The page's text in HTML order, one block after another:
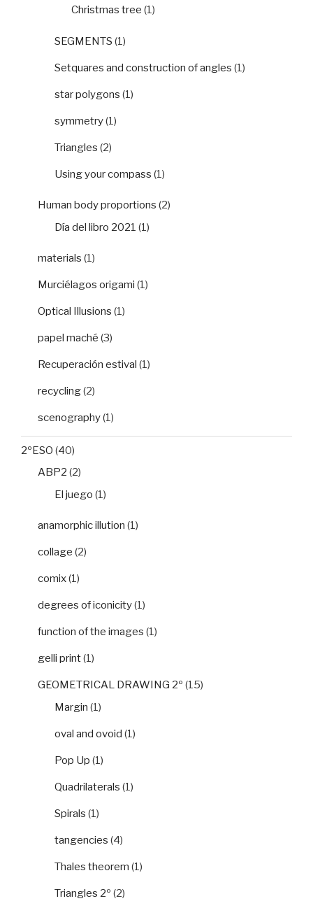
Christmas tree (1)
SEGMENTS (1)
Setquares and construction of angles (1)
star polygons (1)
symmetry(1)
Triangles (2)
Using your compass (1)
Human body proportions (2)
Día del libro 2021 (1)
materials (1)
Murciélagos origami (1)
Optical Illusions (1)
papel maché (3)
Recuperación estival (1)
recycling(2)
scenography(1)
2ºESO (40)
ABP2 (2)
El juego (1)
anamorphic illution (1)
collage (2)
comix(1)
degrees of iconicity(1)
function of the images (1)
gelli print(1)
GEOMETRICAL DRAWING 2º (15)
Margin (1)
oval and ovoid (1)
Pop Up (1)
Quadrilaterals (1)
Spirals (1)
tangencies (4)
Thales theorem (1)
Triangles 2º (2)